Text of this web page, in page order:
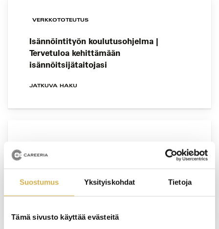
Suostumus Yksityiskohdat Tietoja
Tämä sivusto käyttää evästeitä
VERKKOTOTEUTUS
Isännöintityön koulutusohjelma |
Tervetuloa kehittämään
isännöitsijätaitojasi
JATKUVA HAKU
Laaja trukkikoulutus – 5 päivän syventävä
koulutus trukkiosaajille